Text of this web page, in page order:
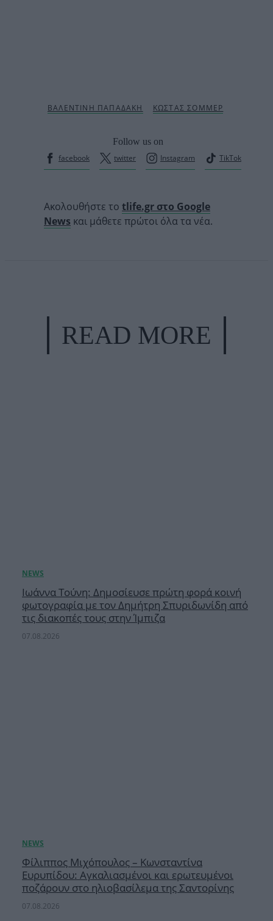
Follow us on
facebook
twitter Instagram TikTok
Ακολουθήστε το tlife.gr στο Google
News και μάθετε πρώτοι όλα τα νέα.
READ MORE
Ιωάννα Τούνη: Δημοσίευσε πρώτη φορά κοινή
φωτογραφία με τον Δημήτρη Σπυριδωνίδη από
τις διακοπές τους στην Ίμπιζα
07.08.2026
Φίλιππος Μιχόπουλος – Κωνσταντίνα
Ευρυπίδου: Αγκαλιασμένοι και ερωτευμένοι
ποζάρουν στο ηλιοβασίλεμα της Σαντορίνης
07.08.2026